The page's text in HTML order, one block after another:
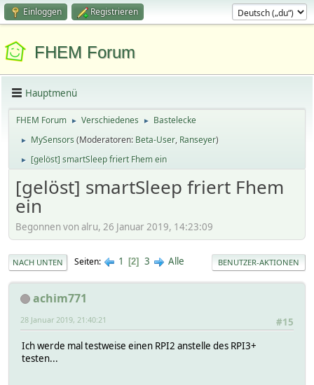
Einloggen Registrieren
FHEM Forum
Hauptmenü
FHEM Forum ► Verschiedenes ► Bastelecke
► MySensors(Moderatoren: Beta-User, Ranseyer)
► [gelöst] smartSleep friert Fhem ein
[gelöst] smartSleep friert Fhem
ein
Begonnen von alru, 26 Januar 2019, 14:23:09
NACH UNTEN Seiten 1 2 3 Alle BENUTZER-AKTIONEN
achim771
#15
28 Januar 2019, 21:40:21
Ich werde mal testweise einen RPI2 anstelle des RPI3+
testen...